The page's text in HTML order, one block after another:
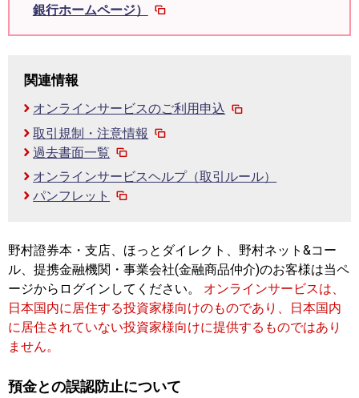
銀行ホームページ）
関連情報
オンラインサービスのご利用申込
取引規制・注意情報
過去書面一覧
オンラインサービスヘルプ（取引ルール）
パンフレット
野村證券本・支店、ほっとダイレクト、野村ネット&コー
ル、提携金融機関・事業会社(金融商品仲介)のお客様は当ペ
ージからログインしてください。 オンラインサービスは、
日本国内に居住する投資家様向けのものであり、日本国内
に居住されていない投資家様向けに提供するものではあり
ません。
預金との誤認防止について